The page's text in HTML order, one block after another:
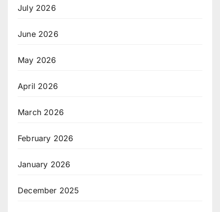
July 2026
June 2026
May 2026
April 2026
March 2026
February 2026
January 2026
December 2025